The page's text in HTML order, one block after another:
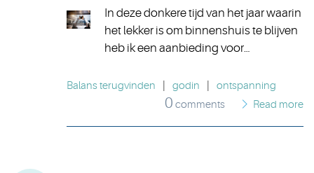
In deze donkere tijd van het jaar waarin
het lekker is om binnenshuis te blijven
heb ik een aanbieding voor…
Balans terugvinden godin ontspanning
0 comments Read more